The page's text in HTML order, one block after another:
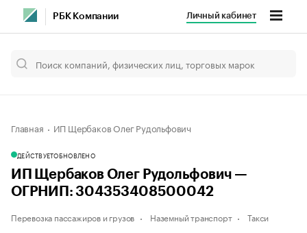
РБК Компании Личный кабинет
Главная ИП Щербаков Олег Рудольфович
ДЕЙСТВУЕТОБНОВЛЕНО
ИП Щербаков Олег Рудольфович —
ОГРНИП: 304353408500042
Перевозка пассажиров и грузов Наземный транспорт Такси